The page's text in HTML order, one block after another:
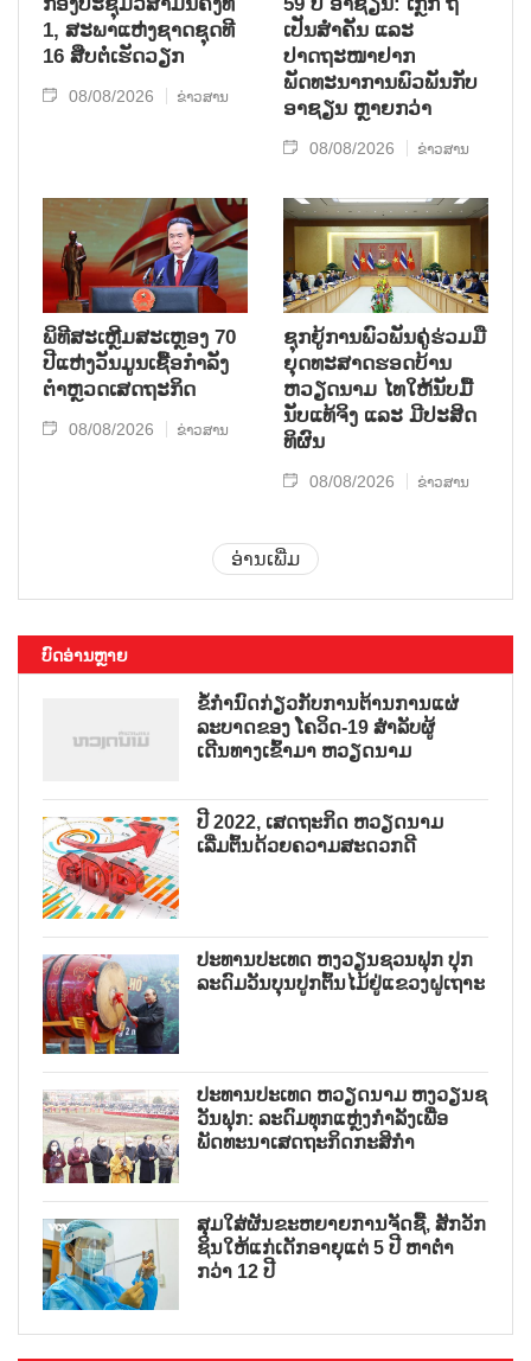
ກອງປະຊຸມວິສາມັນຄັ້ງທີ
1, ສະພາແຫ່ງຊາດຊຸດທີ
16 ສືບຕໍ່ເຮັດວຽກ
08/08/2026 ຂ່າວສານ
59 ປີ ອາຊຽນ: ເກຼັກ ຖື
ເປັນສຳຄັນ ແລະ
ປາດຖະໜາຢາກ
ພັດທະນາການພົວພັນກັບ
ອາຊຽນ ຫຼາຍກວ່າ
08/08/2026 ຂ່າວສານ
ພິທີສະເຫຼີມສະເຫຼອງ 70
ປີແຫ່ງວັນມູນເຊື້ອກຳລັງ
ຕຳຫຼວດເສດຖະກິດ
08/08/2026 ຂ່າວສານ
ຊຸກ​ຍູ້​ການ​ພົວ​ພັນ​ຄູ່​ຮ່ວມ​ມື​
ຍຸດ​ທະ​ສາດ​ຮອດ​ບ້ານ
ຫວຽດ​ນາມ ໄທ​ໃຫ້​ນັບ​ມື້​
ນັບ​ແທ້​ຈິງ ແລະ ມີ​ປະ​ສິດ​
ທິ​ຜົນ
08/08/2026 ຂ່າວສານ
ອ່ານເພີ່ມ
ບົດອ່ານຫຼາຍ
ຂໍ້ກຳນົດກ່ຽວກັບການຕ້ານການແຜ່
ລະບາດຂອງ ໂຄວິດ-19 ສຳລັບຜູ້
ເດີນທາງເຂົ້າມາ ຫວຽດນາມ
ປີ 2022, ເສດຖະກິດ ຫວຽດນາມ
ເລີ່ມຕົ້ນດ້ວຍຄວາມສະດວກດີ
ປະທານປະເທດ ຫງວຽນຊວນຟຸກ ປຸກ
ລະດົມວັນບຸນປູກຕົ້ນໄມ້ຢູ່ແຂວງຝູເຖາະ
ປະທານປະເທດ ຫວຽດນາມ ຫງວຽນຊ
ວັນຟຸກ: ລະດົມທຸກແຫຼ່ງກຳລັງເພື່ອ
ພັດທະນາເສດຖະກິດກະສິກຳ
ສຸມໃສ່ຜັນຂະຫຍາຍການຈັດຊື້, ສັກວັກ
ຊິນໃຫ້ແກ່ເດັກອາຍຸແຕ່ 5 ປີ ຫາຕ່ຳ
ກວ່າ 12 ປີ